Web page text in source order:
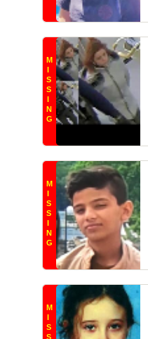
M
I
S
S
I
N
G
M
I
S
S
I
N
G
M
I
S
S